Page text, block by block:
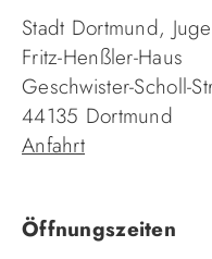
Stadt Dortmund,
Fritz-Henßler-Haus
Geschwister-Scholl-
44135 Dortmund
Anfahrt
Öffnungszeiten